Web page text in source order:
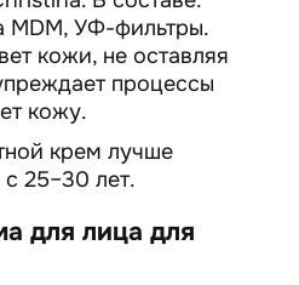
MDM, УФ-фильтры.
кожи, не оставляя
процессы
кожу.
крем лучше
с 25–30 лет.
для лица для